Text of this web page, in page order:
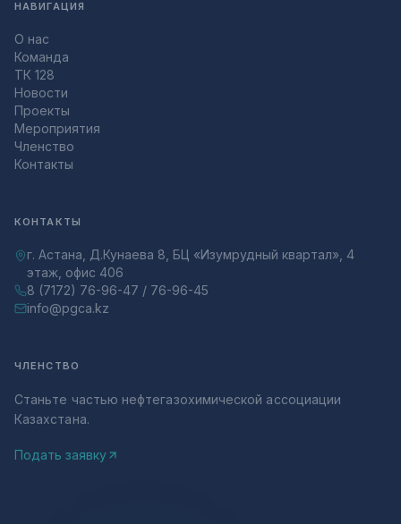
НАВИГАЦИЯ
О нас
Команда
ТК 128
Новости
Проекты
Мероприятия
Членство
Контакты
КОНТАКТЫ
г. Астана, Д.Кунаева 8, БЦ «Изумрудный квартал», 4
этаж, офис 406
8 (7172) 76-96-47 / 76-96-45
info@pgca.kz
ЧЛЕНСТВО
Станьте частью нефтегазохимической ассоциации
Казахстана.
Подать заявку